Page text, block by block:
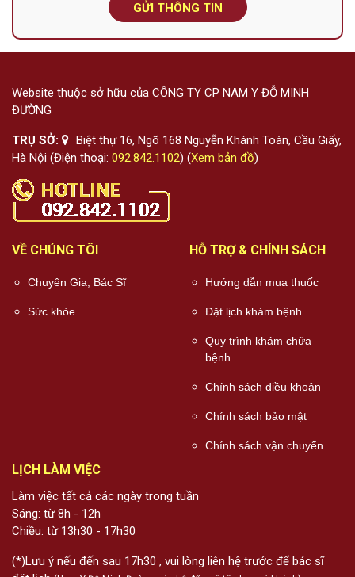
GỬI THÔNG TIN
Website thuộc sở hữu của CÔNG TY CP NAM Y ĐỖ MINH
ĐƯỜNG
TRỤ SỞ:
Biệt thự 16, Ngõ 168 Nguyễn Khánh Toàn, Cầu Giấy,
Hà Nội (Điện thoại: 092.842.1102) (Xem bản đồ)
VỀ CHÚNG TÔI
Chuyên Gia, Bác Sĩ
Sức khỏe
HỖ TRỢ & CHÍNH SÁCH
Hướng dẫn mua thuốc
Đặt lịch khám bệnh
Quy trình khám chữa
bệnh
Chính sách điều khoản
Chính sách bảo mật
Chính sách vận chuyển
LỊCH LÀM VIỆC
Làm việc tất cả các ngày trong tuần
Sáng: từ 8h - 12h
Chiều: từ 13h30 - 17h30
(*)Lưu ý nếu đến sau 17h30 , vui lòng liên hệ trước để bác sĩ